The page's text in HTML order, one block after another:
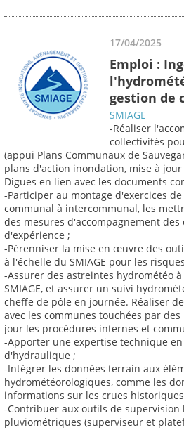
17/04/2025
Emploi :
gestion de
SMIAGE
-Réaliser
collectivités
(appui Plans Communaux de
plans d'action inondation, mise à jour
Digues en lien avec les documents
-Participer au montage d'exercices
communal à intercommunal, les
des mesures d'accompagnement
d'expérience ;
-Pérenniser la mise en œuvre des
à l'échelle du SMIAGE pour les
-Assurer des astreintes hydrométéo
SMIAGE, et assurer un suivi
cheffe de pôle en journée. Réaliser
avec les communes touchées par
jour les procédures internes et
-Apporter une expertise technique
d'hydraulique ;
-Intégrer les données terrain aux
hydrométéorologiques, comme les
informations sur les crues
-Contribuer aux outils de
pluviométriques (superviseur et